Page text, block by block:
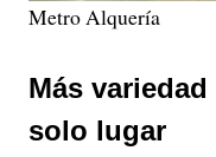
Metro Alquería
Más
solo lugar